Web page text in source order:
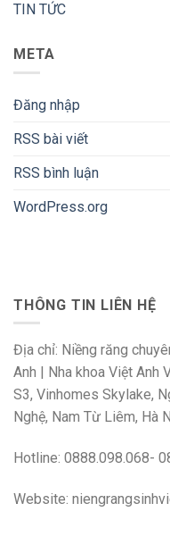
TIN TỨC
META
Đăng nhập
RSS bài viết
RSS bình luận
WordPress.org
THÔNG TIN LIÊN HỆ
Địa chỉ: Niềng răng
Anh | Nha khoa Việt Anh
S3, Vinhomes Skylake,
Nghệ, Nam Từ Liêm, Hà
Hotline: 0888.098.068-
Website: